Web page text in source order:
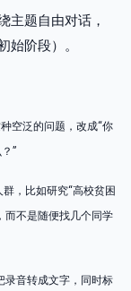
主题自由对话，
始阶段）。
空泛的问题，改成“你
”
，比如研究“高校贫困
而不是随便找几个同学
录音转成文字，同时标